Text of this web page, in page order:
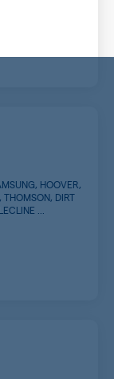
HOOVER,
THOMSON, DIRT
...